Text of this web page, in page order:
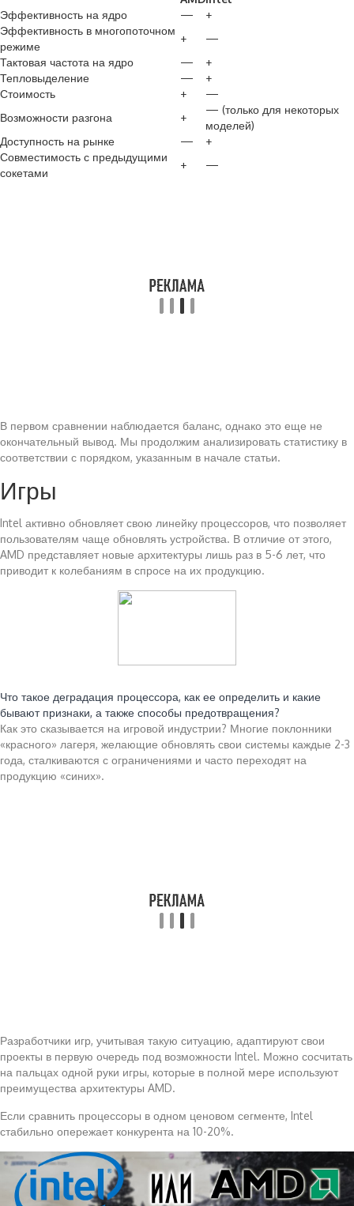
Эффективность на ядро
—
+
Эффективность в многопоточном
режиме
+
—
Тактовая частота на ядро
—
+
Тепловыделение
—
+
Стоимость
+
—
Возможности разгона
+
— (только для некоторых
моделей)
Доступность на рынке
—
+
Совместимость с предыдущими
сокетами
+ —
В первом сравнении наблюдается баланс, однако это еще не
окончательный вывод. Мы продолжим анализировать статистику в
соответствии с порядком, указанным в начале статьи.
Игры
Intel активно обновляет свою линейку процессоров, что позволяет
пользователям чаще обновлять устройства. В отличие от этого,
AMD представляет новые архитектуры лишь раз в 5-6 лет, что
приводит к колебаниям в спросе на их продукцию.
Что такое деградация процессора, как ее определить и какие
бывают признаки, а также способы предотвращения?
Как это сказывается на игровой индустрии? Многие поклонники
«красного» лагеря, желающие обновлять свои системы каждые 2-3
года, сталкиваются с ограничениями и часто переходят на
продукцию «синих».
Разработчики игр, учитывая такую ситуацию, адаптируют свои
проекты в первую очередь под возможности Intel. Можно сосчитать
на пальцах одной руки игры, которые в полной мере используют
преимущества архитектуры AMD.
Если сравнить процессоры в одном ценовом сегменте, Intel
стабильно опережает конкурента на 10-20%.